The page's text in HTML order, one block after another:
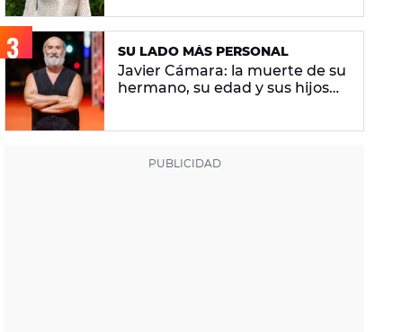
SU LADO MÁS PERSONAL
Javier Cámara: la muerte de su
hermano, su edad y sus hijos